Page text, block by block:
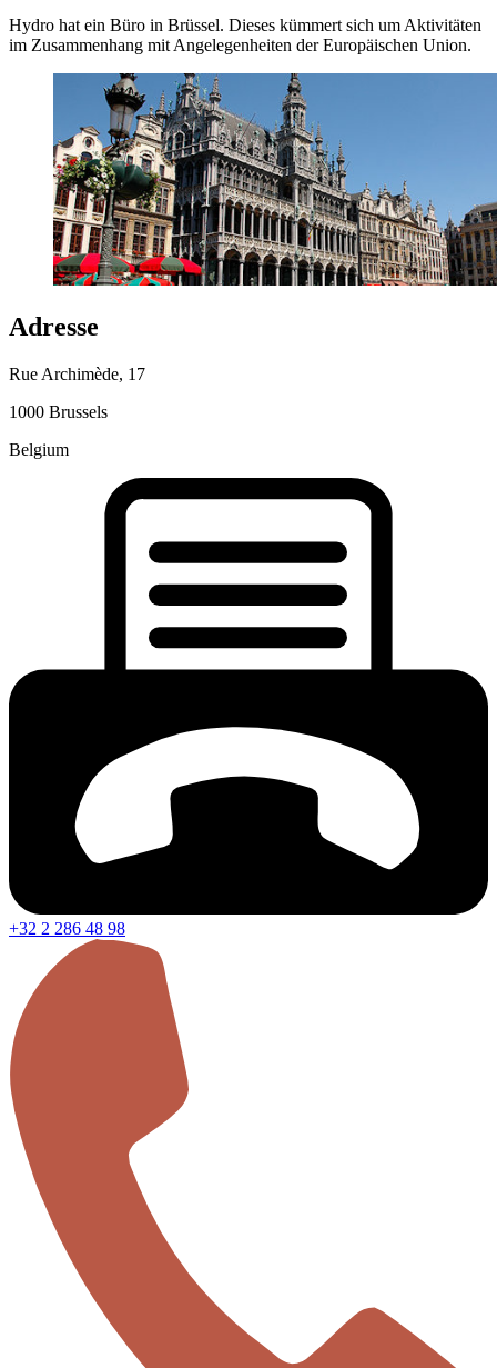
Hydro hat ein Büro in Brüssel. Dieses kümmert sich um Aktivitäten
im Zusammenhang mit Angelegenheiten der Europäischen Union.
Adresse
Rue Archimède, 17
1000 Brussels
Belgium
+32 2 286 48 98